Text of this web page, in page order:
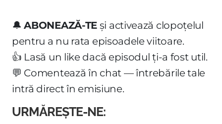
🔔ABONEAZĂ-TE și activează clopoțelul
pentru a nu rata episoadele viitoare.
👍 Lasă un like dacă episodul ți-a fost util.
💬 Comentează în chat — întrebările tale
intră direct în emisiune.
URMĂREȘTE-NE: